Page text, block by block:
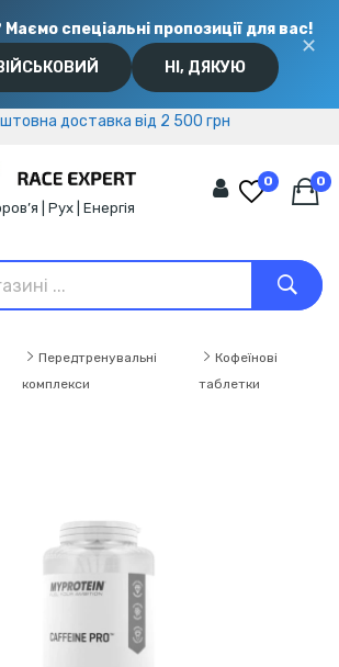
Маємо спеціальні пропозиції для вас!
НІ, ДЯКУЮ
✕
доставка від 2 500 грн
доставка від 2 500 грн
| Рух | Енергія
0 0
Передтренувальні
комплекси
Кофеїнові
таблетки